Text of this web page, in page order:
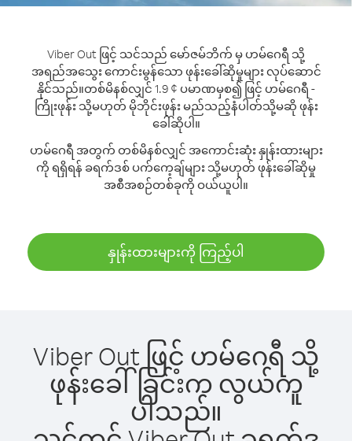
Viber Out ဖြင့် သင်သည် မော်ဇမ်ဘိက် မှ ဟမ်ဂေရီ သို့
အရည်အသွေး ကောင်းမွန်သော ဖုန်းခေါ်ဆိုမှုများ လုပ်ဆောင်
နိုင်သည်။တစ်မိနစ်လျှင် 1.9 ¢ ပမာဏမှစ၍ ဖြင့် ဟမ်ဂေရီ -
ကြိုးဖုန်း သို့မဟုတ် မိုဘိုင်းဖုန်း မည်သည့်နံပါတ်သို့မဆို ဖုန်း
ခေါ်ဆိုပါ။
ဟမ်ဂေရီ အတွက် တစ်မိနစ်လျှင် အကောင်းဆုံး နှုန်းထားများ
ကို ရရှိရန် ခရက်ဒစ် ပက်ကေ့ချ်များ သို့မဟုတ် ဖုန်းခေါ်ဆိုမှု
အစီအစဉ်တစ်ခုကို ဝယ်ယူပါ။
နှုန်းထားများကို ကြည့်ပါ
Viber Out ဖြင့် ဟမ်ဂေရီ သို့
ဖုန်းခေါ်ခြင်းက လွယ်ကူ
ပါသည်။